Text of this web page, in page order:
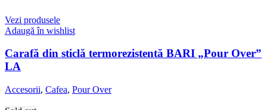
Vezi produsele
Adaugă în wishlist
Carafă din sticlă termorezistentă BARI „Pour Over”
LA
Accesorii, Cafea, Pour Over